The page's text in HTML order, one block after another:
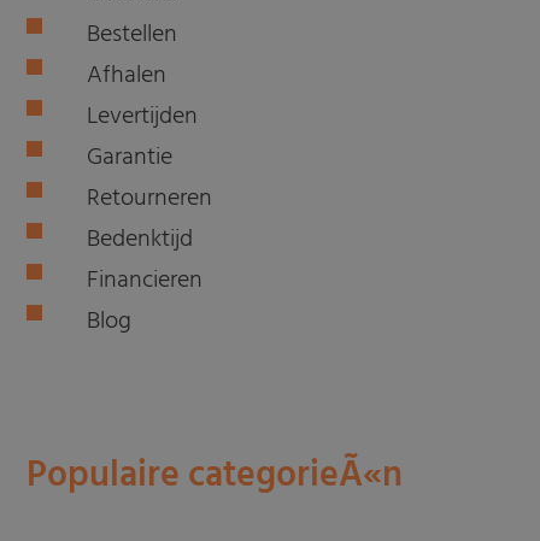
Bestellen
Afhalen
Levertijden
Garantie
Retourneren
Bedenktijd
Financieren
Blog
Populaire categorieÃ«n